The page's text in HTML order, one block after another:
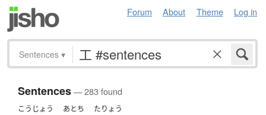
Forum About Theme Log in
Sentences ▾
Sentences— 283 found
こうじょう あとち たりょう